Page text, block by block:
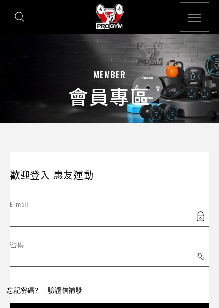
MEMBER
會員專區
歡迎登入 惠友運動
E-mail
密碼
忘記密碼? 驗證信補發